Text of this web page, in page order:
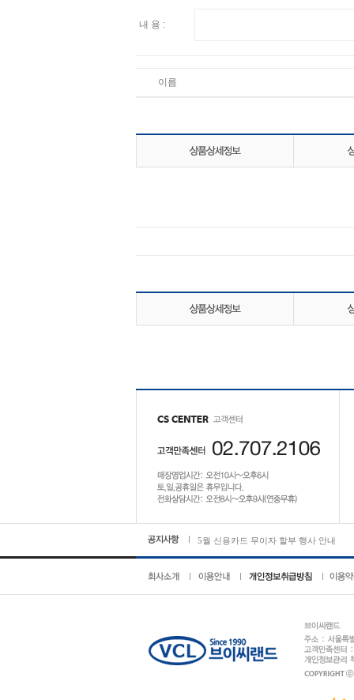
내 용 :
이름
5월 신용카드 무이자 할부 행사 안내